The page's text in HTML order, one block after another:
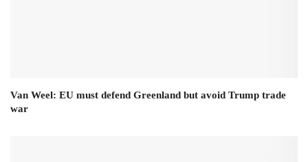
Van Weel: EU must defend Greenland but avoid Trump trade
war